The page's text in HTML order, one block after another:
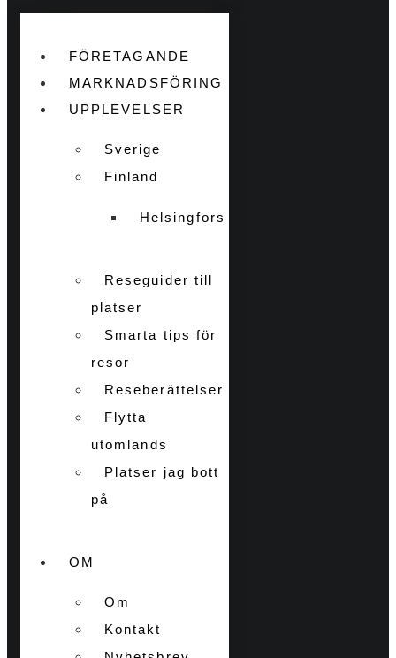
FÖRETAGANDE
MARKNADSFÖRING
UPPLEVELSER
Sverige
Finland
Helsingfors
Reseguider till
platser
Smarta tips för
resor
Reseberättelser
Flytta
utomlands
Platser jag bott
på
OM
Om
Kontakt